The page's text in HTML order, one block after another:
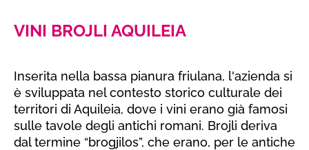
VINI BROJLI AQUILEIA
Inserita nella bassa pianura friulana, l'azienda si
è sviluppata nel contesto storico culturale dei
territori di Aquileia, dove i vini erano già famosi
sulle tavole degli antichi romani. Brojli deriva
dal termine “brogjilos”, che erano, per le antiche